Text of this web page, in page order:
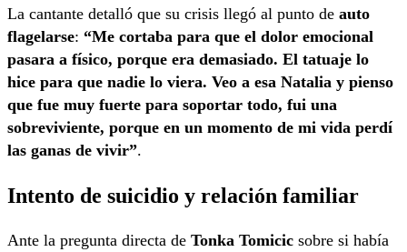
La cantante detalló que su crisis llegó al punto de auto
flagelarse: “Me cortaba para que el dolor emocional
pasara a físico, porque era demasiado. El tatuaje lo
hice para que nadie lo viera. Veo a esa Natalia y pienso
que fue muy fuerte para soportar todo, fui una
sobreviviente, porque en un momento de mi vida perdí
las ganas de vivir”.
Intento de suicidio y relación familiar
Ante la pregunta directa de Tonka Tomicic sobre si había